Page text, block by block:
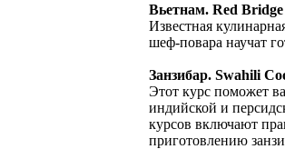
Вьетнам. Red
Известная
шеф-повара научат
Занзибар. Swahili
Этот курс поможет
индийской и
курсов включают
приготовлению